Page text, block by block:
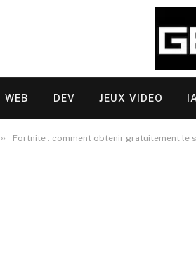
WEB DEV JEUX VIDEO IA
» Fortnite : comment obtenir gratuitement le